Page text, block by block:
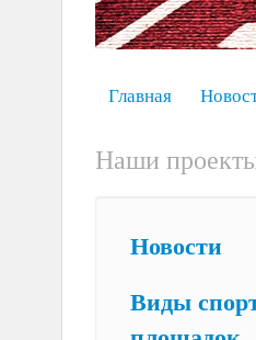
Главная
Наши
Новости
Виды